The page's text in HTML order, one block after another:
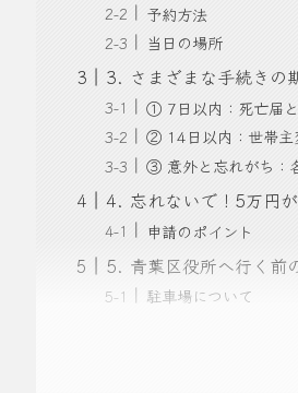
予約方法
当日の場所
3. さまざまな手続きの
① 7日以内：死亡届
② 14日以内：世帯主
③ 意外と忘れがち：
4. 忘れないで！5万円
申請のポイント
5. 青葉区役所へ行く前
駐車場について